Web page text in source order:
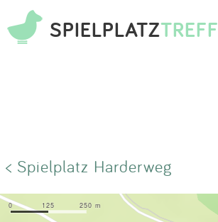
SPIELPLATZTREFF
< Spielplatz Harderweg